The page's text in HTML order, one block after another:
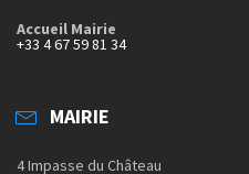
Accueil Mairie
+33 4 67 59 81 34
MAIRIE
4 Impasse du Château